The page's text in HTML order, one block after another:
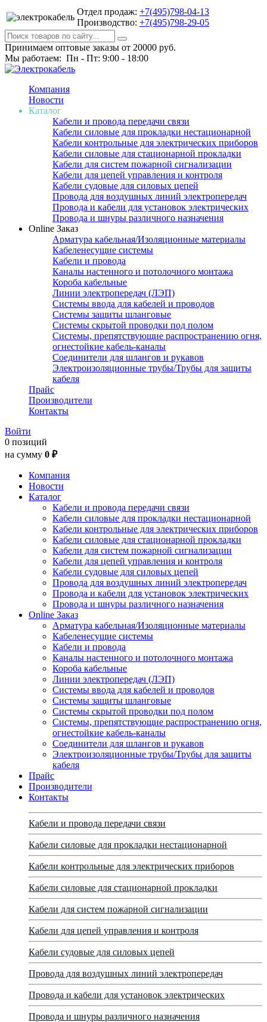
Отдел продаж: +7(495)798-04-13
Производство: +7(495)798-29-05
Принимаем оптовые заказы от 20000 руб.
Мы работаем: Пн - Пт: 9:00 - 18:00
Компания
Новости
Каталог
Кабели и провода передачи связи
Кабели силовые для прокладки нестационарной
Кабели контрольные для электрических приборов
Кабели силовые для стационарной прокладки
Кабели для систем пожарной сигнализации
Кабели для цепей управления и контроля
Кабели судовые для силовых цепей
Провода для воздушных линий электропередач
Провода и кабели для установок электрических
Провода и шнуры различного назначения
Online Заказ
Арматура кабельная/Изоляционные материалы
Кабеленесущие системы
Кабели и провода
Каналы настенного и потолочного монтажа
Короба кабельные
Линии электропередач (ЛЭП)
Системы ввода для кабелей и проводов
Системы защиты шланговые
Системы скрытой проводки под полом
Системы, препятствующие распространению огня,
огнестойкие кабель-каналы
Соединители для шлангов и рукавов
Электроизоляционные трубы/Трубы для защиты
кабеля
Прайс
Производители
Контакты
Войти
0 позиций
на сумму 0 ₽
Компания
Новости
Каталог
Кабели и провода передачи связи
Кабели силовые для прокладки нестационарной
Кабели контрольные для электрических приборов
Кабели силовые для стационарной прокладки
Кабели для систем пожарной сигнализации
Кабели для цепей управления и контроля
Кабели судовые для силовых цепей
Провода для воздушных линий электропередач
Провода и кабели для установок электрических
Провода и шнуры различного назначения
Online Заказ
Арматура кабельная/Изоляционные материалы
Кабеленесущие системы
Кабели и провода
Каналы настенного и потолочного монтажа
Короба кабельные
Линии электропередач (ЛЭП)
Системы ввода для кабелей и проводов
Системы защиты шланговые
Системы скрытой проводки под полом
Системы, препятствующие распространению огня,
огнестойкие кабель-каналы
Соединители для шлангов и рукавов
Электроизоляционные трубы/Трубы для защиты
кабеля
Прайс
Производители
Контакты
Кабели и провода передачи связи
Кабели силовые для прокладки нестационарной
Кабели контрольные для электрических приборов
Кабели силовые для стационарной прокладки
Кабели для систем пожарной сигнализации
Кабели для цепей управления и контроля
Кабели судовые для силовых цепей
Провода для воздушных линий электропередач
Провода и кабели для установок электрических
Провода и шнуры различного назначения